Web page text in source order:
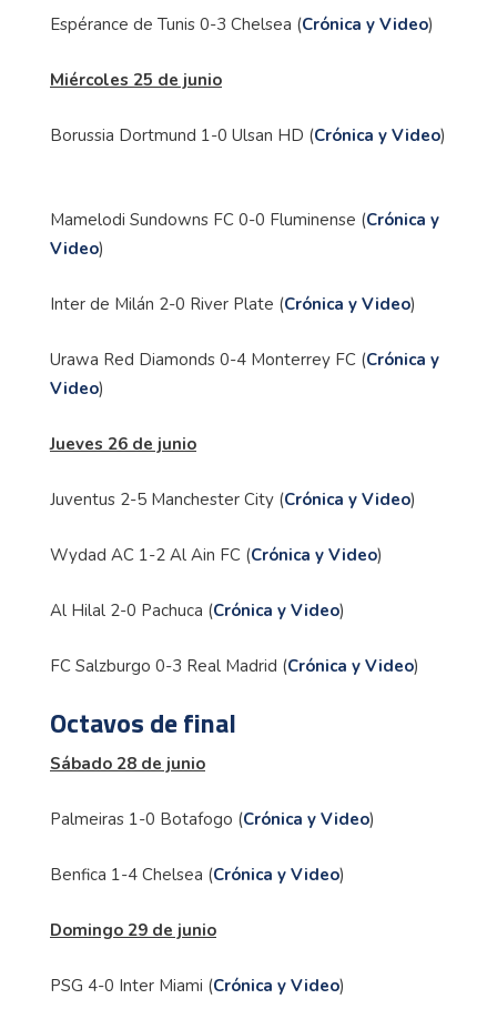
Espérance de Tunis 0-3 Chelsea (Crónica y Video)
Miércoles 25 de junio
Borussia Dortmund 1-0 Ulsan HD (Crónica y Video)
Mamelodi Sundowns FC 0-0 Fluminense (Crónica y
Video)
Inter de Milán 2-0 River Plate (Crónica y Video)
Urawa Red Diamonds 0-4 Monterrey FC (Crónica y
Video)
Jueves 26 de junio
Juventus 2-5 Manchester City (Crónica y Video)
Wydad AC 1-2 Al Ain FC (Crónica y Video)
Al Hilal 2-0 Pachuca (Crónica y Video)
FC Salzburgo 0-3 Real Madrid (Crónica y Video)
Octavos de final
Sábado 28 de junio
Palmeiras 1-0 Botafogo (Crónica y Video)
Benfica 1-4 Chelsea (Crónica y Video)
Domingo 29 de junio
PSG 4-0 Inter Miami (Crónica y Video)